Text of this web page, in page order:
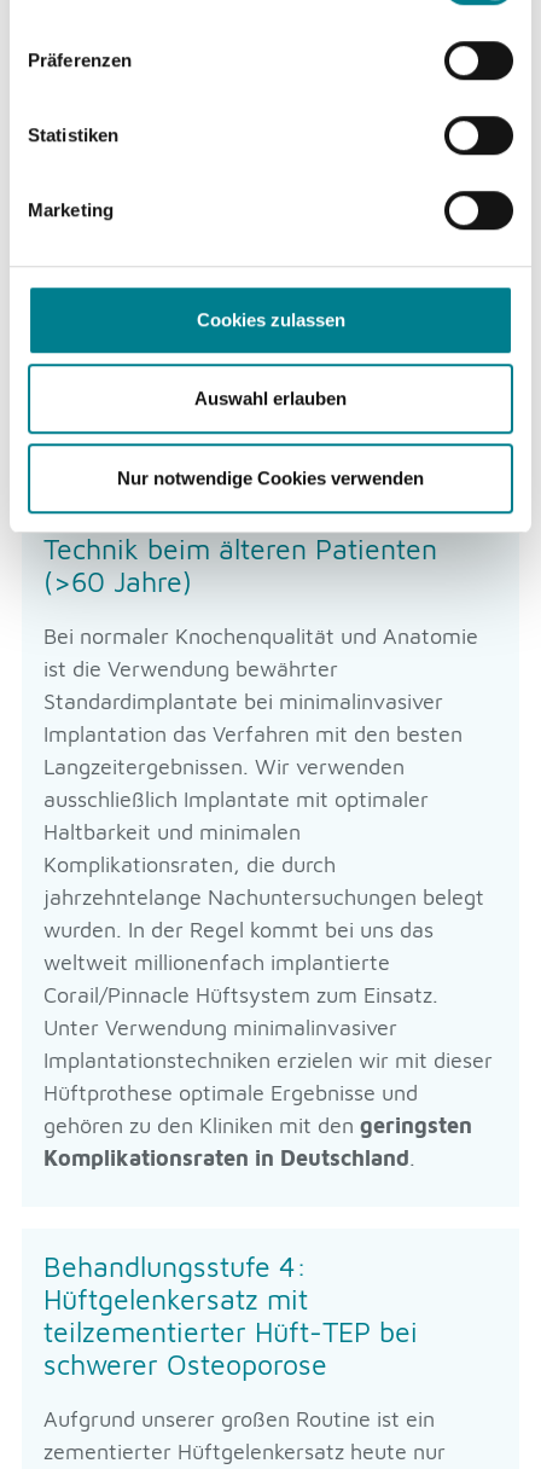
Präferenzen
Statistiken
Marketing
Cookies zulassen
Auswahl erlauben
Nur notwendige Cookies verwenden
Die Abbildung zeigt das bewährte
für die Hüft-TEP OP
Behandlungsstufe 3:
Hüftgelenkersatz mit zementfreier
Hüftprothese in minimalinvasiver
Technik beim älteren Patienten
(>60 Jahre)
Bei normaler Knochenqualität und Anatomie
ist die Verwendung bewährter
Standardimplantate bei minimalinvasiver
Implantation das Verfahren mit den besten
Langzeitergebnissen. Wir verwenden
ausschließlich Implantate mit optimaler
Haltbarkeit und minimalen
Komplikationsraten, die durch
jahrzehntelange Nachuntersuchungen belegt
wurden. In der Regel kommt bei uns das
weltweit millionenfach implantierte
Corail/Pinnacle Hüftsystem zum Einsatz.
Unter Verwendung minimalinvasiver
Implantationstechniken erzielen wir mit dieser
Hüftprothese optimale Ergebnisse und
gehören zu den Kliniken mit den geringsten
Komplikationsraten in Deutschland.
Behandlungsstufe 4:
Hüftgelenkersatz mit
teilzementierter Hüft-TEP bei
schwerer Osteoporose
Aufgrund unserer großen Routine ist ein
zementierter Hüftgelenkersatz heute nur